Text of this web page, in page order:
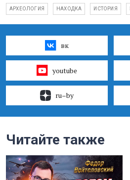
АРХЕОЛОГИЯ НАХОДКА ИСТОРИЯ
вк
youtube
ru–by
Читайте также